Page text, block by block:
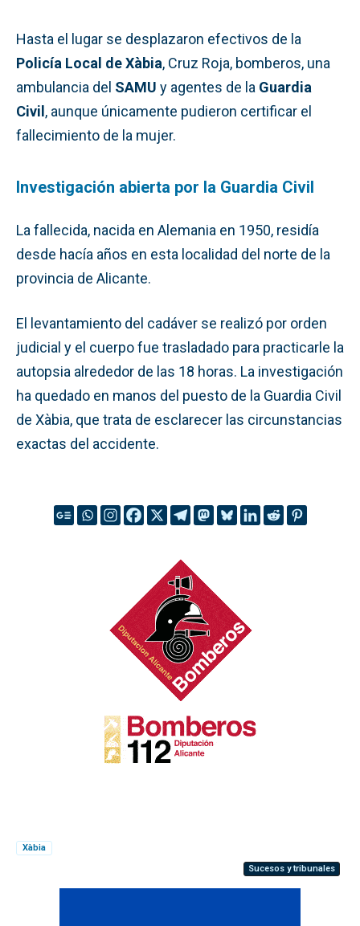
Hasta el lugar se desplazaron efectivos de la
Policía Local de Xàbia, Cruz Roja, bomberos, una
ambulancia del SAMU y agentes de la Guardia
Civil, aunque únicamente pudieron certificar el
fallecimiento de la mujer.
Investigación abierta por la Guardia Civil
La fallecida, nacida en Alemania en 1950, residía
desde hacía años en esta localidad del norte de la
provincia de Alicante.
El levantamiento del cadáver se realizó por orden
judicial y el cuerpo fue trasladado para practicarle la
autopsia alrededor de las 18 horas. La investigación
ha quedado en manos del puesto de la Guardia Civil
de Xàbia, que trata de esclarecer las circunstancias
exactas del accidente.
Xàbia
Sucesos y tribunales